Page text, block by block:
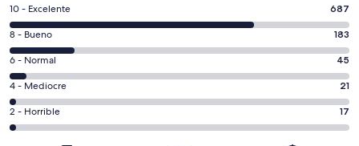
687
comentarios
de
un
total
de
953
con
10 - Excelente 687
183
comentarios
de
un
total
de
953
8 - Bueno 183
45
comentarios
de
un
total
6 - Normal 45
21
comentarios
de
4 - Mediocre 21
17
comentarios
2 - Horrible 17